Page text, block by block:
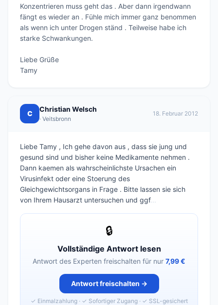
Konzentrieren muss geht das . Aber dann irgendwann
fängt es wieder an . Fühle mich immer ganz benommen
als wenn ich unter Drogen ständ . Teilweise habe ich
starke Schwankungen.
Liebe Grüße
Tamy
C
Christian Welsch
· Veitsbronn
18. Februar 2012
Liebe Tamy , Ich gehe davon aus , dass sie jung und
gesund sind und bisher keine Medikamente nehmen .
Dann kaemen als wahrscheinlichste Ursachen ein
Virusinfekt oder eine Stoerung des
Gleichgewichtsorgans in Frage . Bitte lassen sie sich
von Ihrem Hausarzt untersuchen und ggf...
🔒
Vollständige Antwort lesen
Antwort des Experten freischalten für nur 7,99 €
Antwort freischalten →
✓ Einmalzahlung · ✓ Sofortiger Zugang · ✓ SSL-gesichert